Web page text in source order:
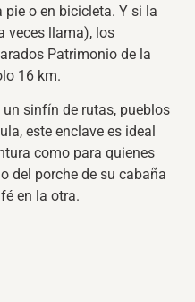
pie o en bicicleta. Y si la
veces llama), los
Patrimonio de la
16 km.
sinfín de rutas, pueblos
este enclave es ideal
como para quienes
del porche de su cabaña
en la otra.